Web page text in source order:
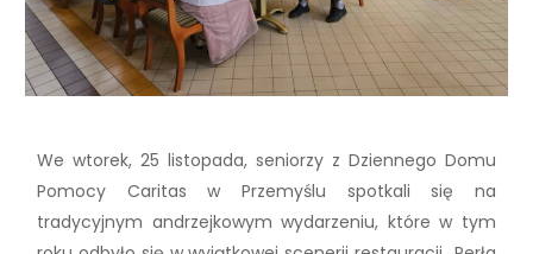
We wtorek, 25 listopada, seniorzy z Dziennego Domu
Pomocy Caritas w Przemyślu spotkali się na
tradycyjnym andrzejkowym wydarzeniu, które w tym